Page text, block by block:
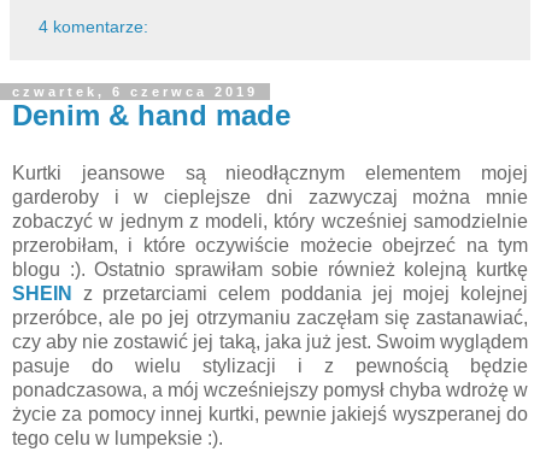
4 komentarze:
czwartek, 6 czerwca 2019
Denim & hand made
Kurtki jeansowe są nieodłącznym elementem mojej
garderoby i w cieplejsze dni zazwyczaj można mnie
zobaczyć w jednym z modeli, który wcześniej samodzielnie
przerobiłam, i które oczywiście możecie obejrzeć na tym
blogu :). Ostatnio sprawiłam sobie również kolejną kurtkę
SHEIN
z przetarciami celem poddania jej mojej kolejnej
przeróbce, ale po jej otrzymaniu zaczęłam się zastanawiać,
czy aby nie zostawić jej taką, jaka już jest. Swoim wyglądem
pasuje do wielu stylizacji i z pewnością będzie
ponadczasowa, a mój wcześniejszy pomysł chyba wdrożę w
życie za pomocy innej kurtki, pewnie jakiejś wyszperanej do
tego celu w lumpeksie :).